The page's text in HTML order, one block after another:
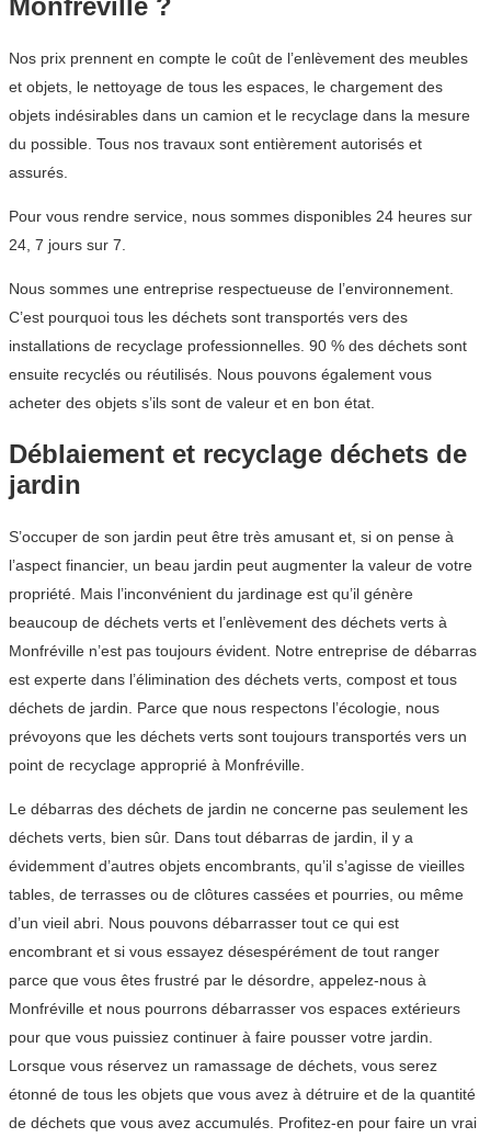
Nos prix prennent en compte le coût de l’enlèvement des meubles
et objets, le nettoyage de tous les espaces, le chargement des
objets indésirables dans un camion et le recyclage dans la mesure
du possible. Tous nos travaux sont entièrement autorisés et
assurés.
Pour vous rendre service, nous sommes disponibles 24 heures sur
24, 7 jours sur 7.
Nous sommes une entreprise respectueuse de l’environnement.
C’est pourquoi tous les déchets sont transportés vers des
installations de recyclage professionnelles. 90 % des déchets sont
ensuite recyclés ou réutilisés. Nous pouvons également vous
acheter des objets s’ils sont de valeur et en bon état.
Déblaiement et recyclage déchets de
jardin
S’occuper de son jardin peut être très amusant et, si on pense à
l’aspect financier, un beau jardin peut augmenter la valeur de votre
propriété. Mais l’inconvénient du jardinage est qu’il génère
beaucoup de déchets verts et l’enlèvement des déchets verts à
Monfréville n’est pas toujours évident. Notre entreprise de débarras
est experte dans l’élimination des déchets verts, compost et tous
déchets de jardin. Parce que nous respectons l’écologie, nous
prévoyons que les déchets verts sont toujours transportés vers un
point de recyclage approprié à Monfréville.
Le débarras des déchets de jardin ne concerne pas seulement les
déchets verts, bien sûr. Dans tout débarras de jardin, il y a
évidemment d’autres objets encombrants, qu’il s’agisse de vieilles
tables, de terrasses ou de clôtures cassées et pourries, ou même
d’un vieil abri. Nous pouvons débarrasser tout ce qui est
encombrant et si vous essayez désespérément de tout ranger
parce que vous êtes frustré par le désordre, appelez-nous à
Monfréville et nous pourrons débarrasser vos espaces extérieurs
pour que vous puissiez continuer à faire pousser votre jardin.
Lorsque vous réservez un ramassage de déchets, vous serez
étonné de tous les objets que vous avez à détruire et de la quantité
de déchets que vous avez accumulés. Profitez-en pour faire un vrai